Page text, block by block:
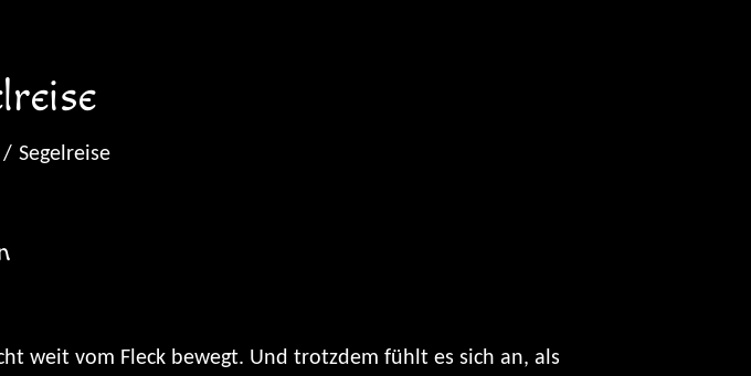
Segelreise
weit vom Fleck bewegt. Und trotzdem fühlt es sich an, als